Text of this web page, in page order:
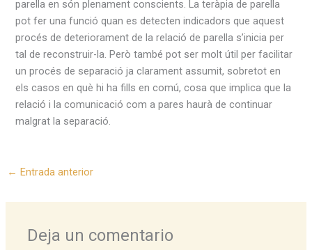
parella en són plenament conscients. La teràpia de parella
pot fer una funció quan es detecten indicadors que aquest
procés de deteriorament de la relació de parella s’inicia per
tal de reconstruir-la. Però també pot ser molt útil per facilitar
un procés de separació ja clarament assumit, sobretot en
els casos en què hi ha fills en comú, cosa que implica que la
relació i la comunicació com a pares haurà de continuar
malgrat la separació.
← Entrada anterior
Deja un comentario